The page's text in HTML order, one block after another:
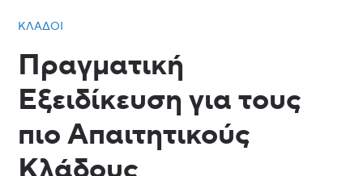
ΚΛΆΔΟΙ
Πραγματική
Εξειδίκευση για τους
πιο Απαιτητικούς